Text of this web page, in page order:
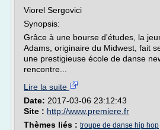
Viorel Sergovici
Synopsis:
Grâce à une bourse d'études, la
Adams, originaire du Midwest, fait
une prestigieuse école de danse
rencontre...
Lire la suite
Date: 2017-03-06 23:12:43
Site : http://www.premiere.fr
Thèmes liés : troupe de danse hip hop